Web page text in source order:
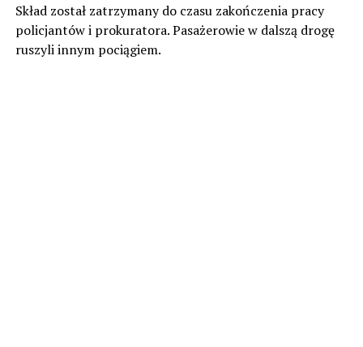
Skład został zatrzymany do czasu zakończenia pracy
policjantów i prokuratora. Pasażerowie w dalszą drogę
ruszyli innym pociągiem.